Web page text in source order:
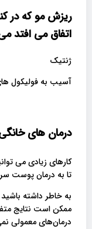
ریزش مو که در
اتفاق می افتد
ژنتیک
آسیب به فولیکول
درمان های
کارهای زیادی می
تا به درمان پوست
به خاطر داشته
ممکن است نتایج
درمان‌های معمولی